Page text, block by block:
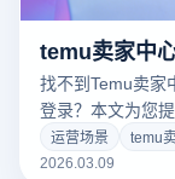
找不到Temu卖家
登录？本文为您
跨境平台风控机
多店铺物理级环
运营场景 temu
2026.03.09